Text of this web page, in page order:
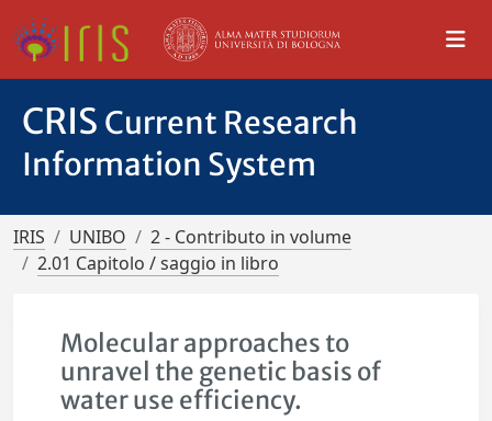
CRIS Current Research
Information System
IRIS UNIBO
2 - Contributo in volume
2.01 Capitolo / saggio in libro
Molecular approaches to
unravel the genetic basis of
water use efficiency.